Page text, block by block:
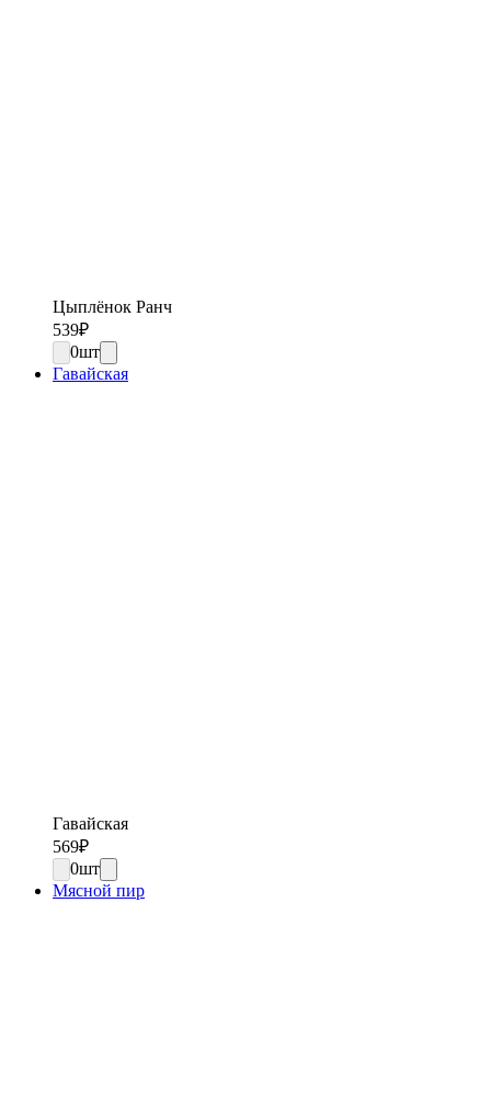
Цыплёнок Ранч
539₽
0шт
Гавайская
Гавайская
569₽
0шт
Мясной пир